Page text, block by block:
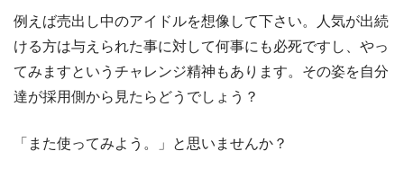
例えば売出し中のアイドルを想像して下さい。人気が出続
ける方は与えられた事に対して何事にも必死ですし、やっ
てみますというチャレンジ精神もあります。その姿を自分
達が採用側から見たらどうでしょう？
「また使ってみよう。」と思いませんか？